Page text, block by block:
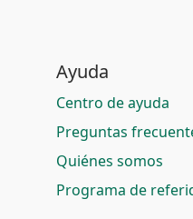
Ayuda
Centro de ayuda
Preguntas
Quiénes somos
Programa de